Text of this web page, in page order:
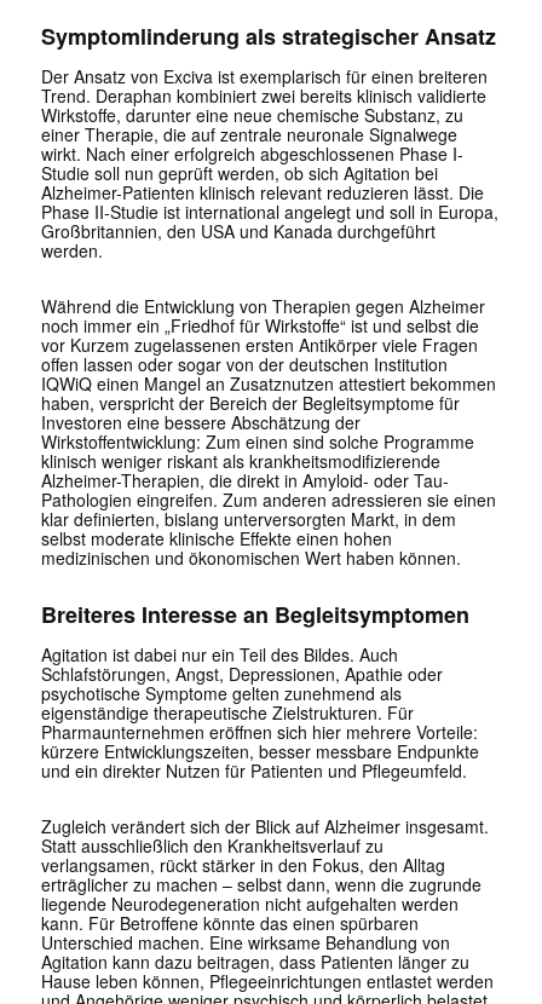
Symptomlinderung als strategischer Ansatz
Der Ansatz von Exciva ist exemplarisch für einen breiteren
Trend. Deraphan kombiniert zwei bereits klinisch validierte
Wirkstoffe, darunter eine neue chemische Substanz, zu
einer Therapie, die auf zentrale neuronale Signalwege
wirkt. Nach einer erfolgreich abgeschlossenen Phase I-
Studie soll nun geprüft werden, ob sich Agitation bei
Alzheimer-Patienten klinisch relevant reduzieren lässt. Die
Phase II-Studie ist international angelegt und soll in Europa,
Großbritannien, den USA und Kanada durchgeführt
werden.
Während die Entwicklung von Therapien gegen Alzheimer
noch immer ein „Friedhof für Wirkstoffe“ ist und selbst die
vor Kurzem zugelassenen ersten Antikörper viele Fragen
offen lassen oder sogar von der deutschen Institution
IQWiQ einen Mangel an Zusatznutzen attestiert bekommen
haben, verspricht der Bereich der Begleitsymptome für
Investoren eine bessere Abschätzung der
Wirkstoffentwicklung: Zum einen sind solche Programme
klinisch weniger riskant als krankheitsmodifizierende
Alzheimer-Therapien, die direkt in Amyloid- oder Tau-
Pathologien eingreifen. Zum anderen adressieren sie einen
klar definierten, bislang unterversorgten Markt, in dem
selbst moderate klinische Effekte einen hohen
medizinischen und ökonomischen Wert haben können.
Breiteres Interesse an Begleitsymptomen
Agitation ist dabei nur ein Teil des Bildes. Auch
Schlafstörungen, Angst, Depressionen, Apathie oder
psychotische Symptome gelten zunehmend als
eigenständige therapeutische Zielstrukturen. Für
Pharmaunternehmen eröffnen sich hier mehrere Vorteile:
kürzere Entwicklungszeiten, besser messbare Endpunkte
und ein direkter Nutzen für Patienten und Pflegeumfeld.
Zugleich verändert sich der Blick auf Alzheimer insgesamt.
Statt ausschließlich den Krankheitsverlauf zu
verlangsamen, rückt stärker in den Fokus, den Alltag
erträglicher zu machen – selbst dann, wenn die zugrunde
liegende Neurodegeneration nicht aufgehalten werden
kann. Für Betroffene könnte das einen spürbaren
Unterschied machen. Eine wirksame Behandlung von
Agitation kann dazu beitragen, dass Patienten länger zu
Hause leben können, Pflegeeinrichtungen entlastet werden